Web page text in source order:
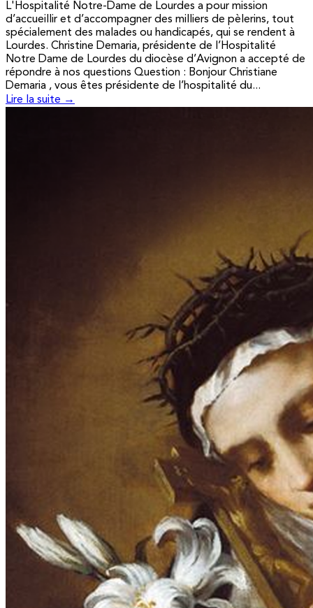
L'Hospitalité Notre-Dame de Lourdes a pour mission
d’accueillir et d’accompagner des milliers de pèlerins, tout
spécialement des malades ou handicapés, qui se rendent à
Lourdes. Christine Demaria, présidente de l’Hospitalité
Notre Dame de Lourdes du diocèse d’Avignon a accepté de
répondre à nos questions Question : Bonjour Christiane
Demaria , vous êtes présidente de l’hospitalité du...
Lire la suite →